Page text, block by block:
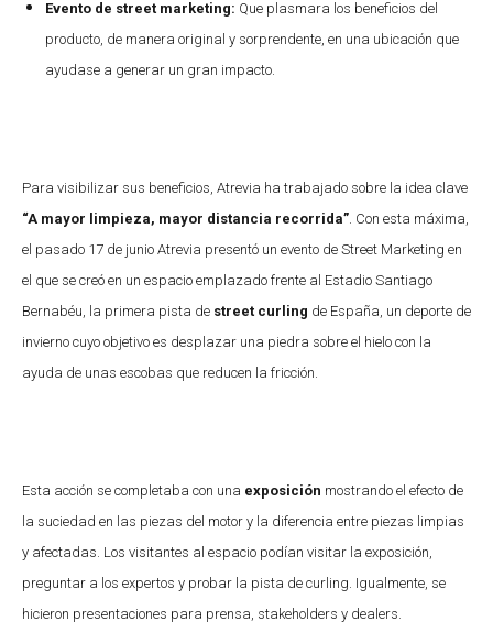
Evento de street marketing: Que plasmara los beneficios del
producto, de manera original y sorprendente, en una ubicación que
ayudase a generar un gran impacto.
Para visibilizar sus beneficios, Atrevia ha trabajado sobre la idea clave
“A mayor limpieza, mayor distancia recorrida” . Con esta máxima,
el pasado 17 de junio Atrevia presentó un evento de Street Marketing en
el que se creó en un espacio emplazado frente al Estadio Santiago
Bernabéu, la primera pista de street curling de España, un deporte de
invierno cuyo objetivo es desplazar una piedra sobre el hielo con la
ayuda de unas escobas que reducen la fricción.
Esta acción se completaba con una exposición mostrando el efecto de
la suciedad en las piezas del motor y la diferencia entre piezas limpias
y afectadas. Los visitantes al espacio podían visitar la exposición,
preguntar a los expertos y probar la pista de curling. Igualmente, se
hicieron presentaciones para prensa, stakeholders y dealers.